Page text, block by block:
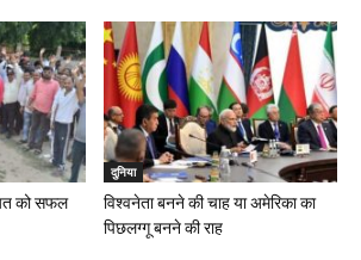
को सफल
दुनिया
विश्वनेता बनने की चाह या अमेरिका का
पिछलग्गू बनने की राह